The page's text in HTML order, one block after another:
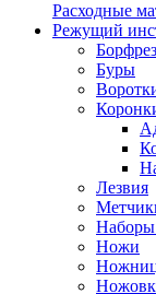
Расходные
Режущий
Буры
Лезвия
Наборы
Ножи